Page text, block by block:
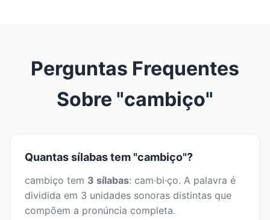
Perguntas Frequentes
Sobre "cambiço"
Quantas sílabas tem "cambiço"?
cambiço tem 3 sílabas: cam·bi·ço. A palavra é
dividida em 3 unidades sonoras distintas que
compõem a pronúncia completa.